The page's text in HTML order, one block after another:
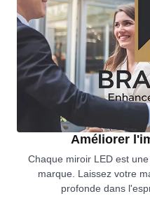
Améliorer
Chaque miroir LED est
marque. Laissez votre
profonde dans